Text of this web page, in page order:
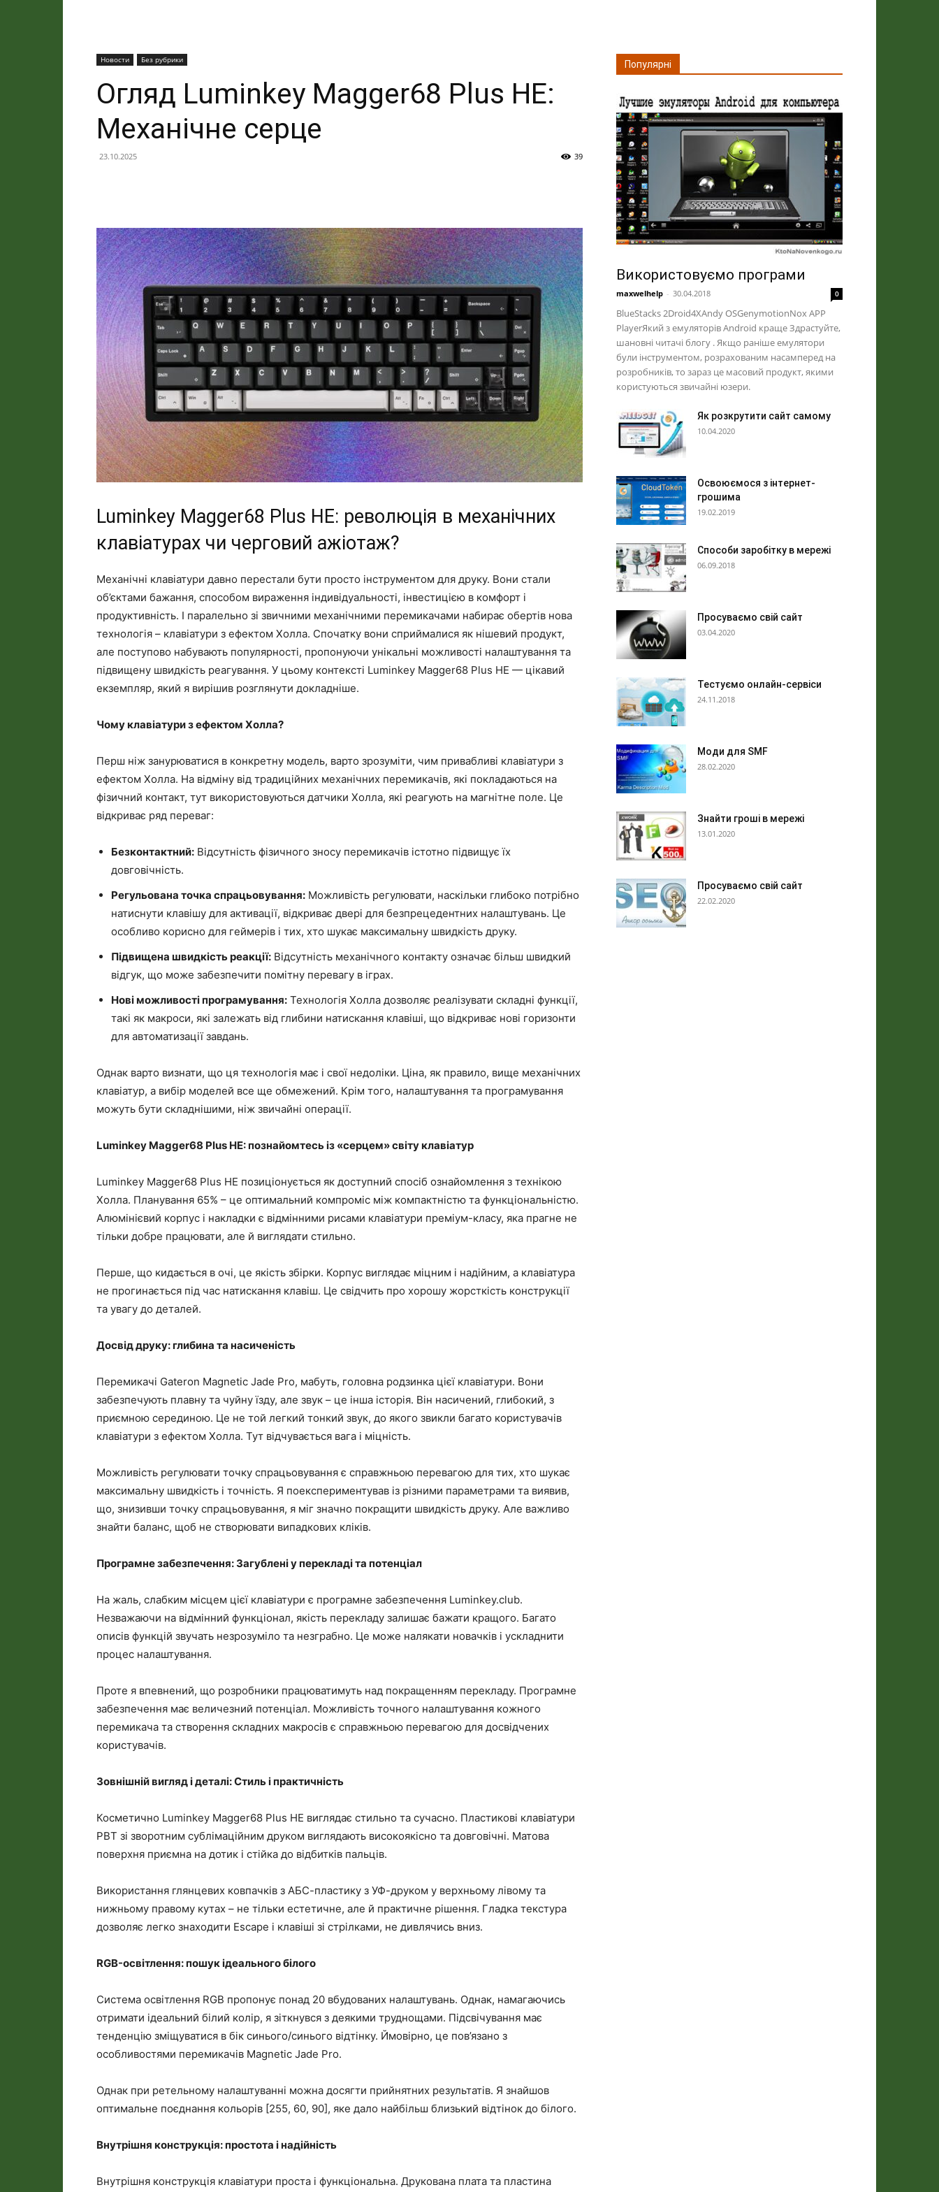
Новости Без рубрики
Огляд Luminkey Magger68 Plus HE:
Механічне серце
23.10.2025 39
Luminkey Magger68 Plus HE: революція в механічних
клавіатурах чи черговий ажіотаж?
Механічні клавіатури давно перестали бути просто інструментом для друку. Вони стали
об’єктами бажання, способом вираження індивідуальності, інвестицією в комфорт і
продуктивність. І паралельно зі звичними механічними перемикачами набирає обертів нова
технологія – клавіатури з ефектом Холла. Спочатку вони сприймалися як нішевий продукт,
але поступово набувають популярності, пропонуючи унікальні можливості налаштування та
підвищену швидкість реагування. У цьому контексті Luminkey Magger68 Plus HE — цікавий
екземпляр, який я вирішив розглянути докладніше.
Чому клавіатури з ефектом Холла?
Перш ніж занурюватися в конкретну модель, варто зрозуміти, чим привабливі клавіатури з
ефектом Холла. На відміну від традиційних механічних перемикачів, які покладаються на
фізичний контакт, тут використовуються датчики Холла, які реагують на магнітне поле. Це
відкриває ряд переваг:
Безконтактний: Відсутність фізичного зносу перемикачів істотно підвищує їх
довговічність.
Регульована точка спрацьовування: Можливість регулювати, наскільки глибоко потрібно
натиснути клавішу для активації, відкриває двері для безпрецедентних налаштувань. Це
особливо корисно для геймерів і тих, хто шукає максимальну швидкість друку.
Підвищена швидкість реакції: Відсутність механічного контакту означає більш швидкий
відгук, що може забезпечити помітну перевагу в іграх.
Нові можливості програмування: Технологія Холла дозволяє реалізувати складні функції,
такі як макроси, які залежать від глибини натискання клавіші, що відкриває нові горизонти
для автоматизації завдань.
Однак варто визнати, що ця технологія має і свої недоліки. Ціна, як правило, вище механічних
клавіатур, а вибір моделей все ще обмежений. Крім того, налаштування та програмування
можуть бути складнішими, ніж звичайні операції.
Luminkey Magger68 Plus HE: познайомтесь із «серцем» світу клавіатур
Luminkey Magger68 Plus HE позиціонується як доступний спосіб ознайомлення з технікою
Холла. Планування 65% – це оптимальний компроміс між компактністю та функціональністю.
Алюмінієвий корпус і накладки є відмінними рисами клавіатури преміум-класу, яка прагне не
тільки добре працювати, але й виглядати стильно.
Перше, що кидається в очі, це якість збірки. Корпус виглядає міцним і надійним, а клавіатура
не прогинається під час натискання клавіш. Це свідчить про хорошу жорсткість конструкції
та увагу до деталей.
Досвід друку: глибина та насиченість
Перемикачі Gateron Magnetic Jade Pro, мабуть, головна родзинка цієї клавіатури. Вони
забезпечують плавну та чуйну їзду, але звук – це інша історія. Він насичений, глибокий, з
приємною серединою. Це не той легкий тонкий звук, до якого звикли багато користувачів
клавіатури з ефектом Холла. Тут відчувається вага і міцність.
Можливість регулювати точку спрацьовування є справжньою перевагою для тих, хто шукає
максимальну швидкість і точність. Я поекспериментував із різними параметрами та виявив,
що, знизивши точку спрацьовування, я міг значно покращити швидкість друку. Але важливо
знайти баланс, щоб не створювати випадкових кліків.
Програмне забезпечення: Загублені у перекладі та потенціал
На жаль, слабким місцем цієї клавіатури є програмне забезпечення Luminkey.club.
Незважаючи на відмінний функціонал, якість перекладу залишає бажати кращого. Багато
описів функцій звучать незрозуміло та незграбно. Це може налякати новачків і ускладнити
процес налаштування.
Проте я впевнений, що розробники працюватимуть над покращенням перекладу. Програмне
забезпечення має величезний потенціал. Можливість точного налаштування кожного
перемикача та створення складних макросів є справжньою перевагою для досвідчених
користувачів.
Зовнішній вигляд і деталі: Стиль і практичність
Косметично Luminkey Magger68 Plus HE виглядає стильно та сучасно. Пластикові клавіатури
PBT зі зворотним сублімаційним друком виглядають високоякісно та довговічні. Матова
поверхня приємна на дотик і стійка до відбитків пальців.
Використання глянцевих ковпачків з АБС-пластику з УФ-друком у верхньому лівому та
нижньому правому кутах – не тільки естетичне, але й практичне рішення. Гладка текстура
дозволяє легко знаходити Escape і клавіші зі стрілками, не дивлячись вниз.
RGB-освітлення: пошук ідеального білого
Система освітлення RGB пропонує понад 20 вбудованих налаштувань. Однак, намагаючись
отримати ідеальний білий колір, я зіткнувся з деякими труднощами. Підсвічування має
тенденцію зміщуватися в бік синього/синього відтінку. Ймовірно, це пов’язано з
особливостями перемикачів Magnetic Jade Pro.
Однак при ретельному налаштуванні можна досягти прийнятних результатів. Я знайшов
оптимальне поєднання кольорів [255, 60, 90], яке дало найбільш близький відтінок до білого.
Внутрішня конструкція: простота і надійність
Внутрішня конструкція клавіатури проста і функціональна. Друкована плата та пластина
Популярні
Використовуємо програми
maxwelhelp - 30.04.2018 0
BlueStacks 2Droid4XAndy OSGenymotionNox APP
PlayerЯкий з емуляторів Android краще Здрастуйте,
шановні читачі блогу . Якщо раніше емулятори
були інструментом, розрахованим насамперед на
розробників, то зараз це масовий продукт, якими
користуються звичайні юзери.
Як розкрутити сайт самому
10.04.2020
Освоюємося з інтернет-
грошима
19.02.2019
Способи заробітку в мережі
06.09.2018
Просуваємо свій сайт
03.04.2020
Тестуємо онлайн-сервіси
24.11.2018
Моди для SMF
28.02.2020
Знайти гроші в мережі
13.01.2020
Просуваємо свій сайт
22.02.2020